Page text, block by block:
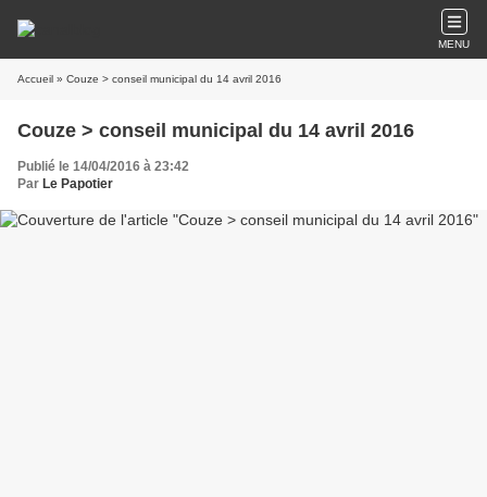
MENU
Accueil » Couze > conseil municipal du 14 avril 2016
Couze > conseil municipal du 14 avril 2016
Publié le 14/04/2016 à 23:42
Par Le Papotier